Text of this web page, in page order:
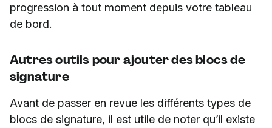
progression à tout moment depuis votre tableau
de bord.
Autres outils pour ajouter des blocs de
signature
Avant de passer en revue les différents types de
blocs de signature, il est utile de noter qu’il existe